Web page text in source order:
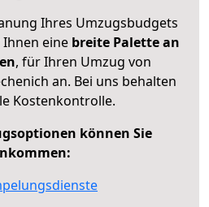
Ihres Umzugsbudgets
eine breite Palette an
, für Ihren Umzug von
an. Bei uns behalten
Kostenkontrolle.
können Sie